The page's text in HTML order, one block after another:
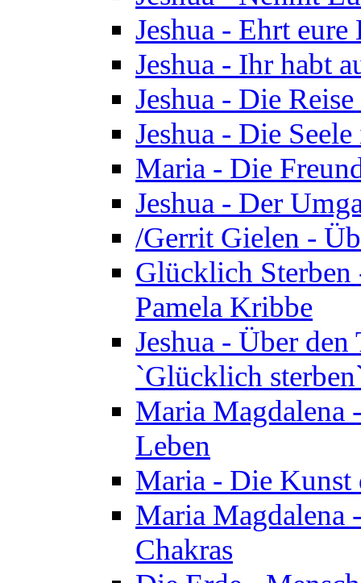
Jeshua - Ehrt
Jeshua - Ihr habt
Jeshua - Die
Jeshua - Die
Maria - Die
Jeshua - Der
/Gerrit Gielen -
Glücklich
Pamela Kribbe
Jeshua - Über
`Glücklich
Maria Magdalena
Leben
Maria - Die Kunst
Maria Magdalena
Chakras